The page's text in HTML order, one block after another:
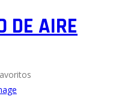
DE AIRE